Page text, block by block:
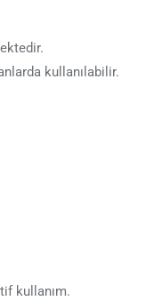
kullanılabilir.
kullanım.